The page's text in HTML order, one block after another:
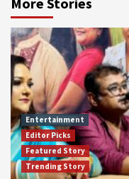
Entertainment
Editor Picks
Featured Story
Trending Story